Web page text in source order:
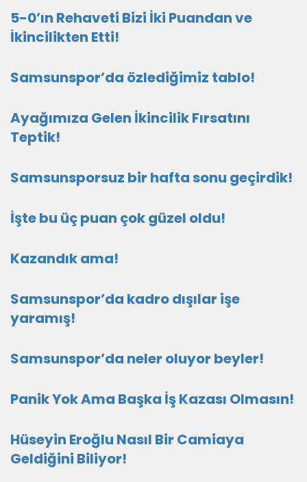
5-0’ın Rehaveti Bizi İki Puandan ve
İkincilikten Etti!
Samsunspor’da özlediğimiz tablo!
Ayağımıza Gelen İkincilik Fırsatını
Teptik!
Samsunsporsuz bir hafta sonu geçirdik!
İşte bu üç puan çok güzel oldu!
Kazandık ama!
Samsunspor’da kadro dışılar işe
yaramış!
Samsunspor’da neler oluyor beyler!
Panik Yok Ama Başka İş Kazası Olmasın!
Hüseyin Eroğlu Nasıl Bir Camiaya
Geldiğini Biliyor!